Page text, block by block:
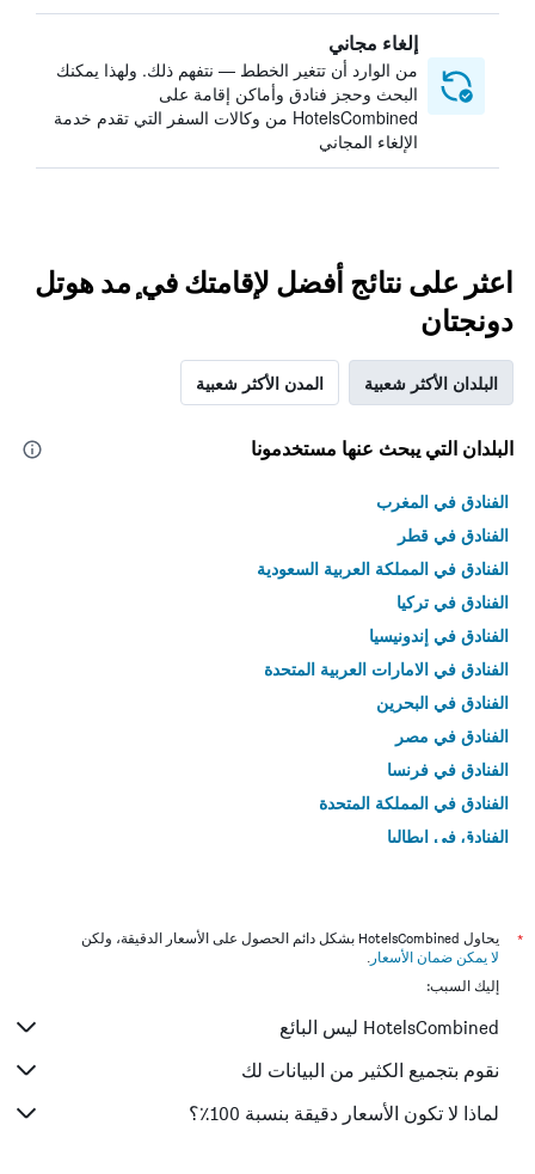
إلغاء مجاني
من الوارد أن تتغير الخطط — نتفهم ذلك. ولهذا يمكنك
البحث وحجز فنادق وأماكن إقامة على
HotelsCombined من وكالات السفر التي تقدم خدمة
الإلغاء المجاني
اعثر على نتائج أفضل لإقامتك في ٕمد هوتل
دونجتان
البلدان الأكثر شعبية المدن الأكثر شعبية
البلدان التي يبحث عنها مستخدمونا
الفنادق في المغرب
الفنادق في قطر
الفنادق في المملكة العربية السعودية
الفنادق في تركيا
الفنادق في إندونيسيا
الفنادق في الامارات العربية المتحدة
الفنادق في البحرين
الفنادق في مصر
الفنادق في فرنسا
الفنادق في المملكة المتحدة
الفنادق في إيطاليا
*
يحاول HotelsCombined بشكل دائم الحصول على الأسعار الدقيقة، ولكن
لا يمكن ضمان الأسعار .
إليك السبب:
HotelsCombined ليس البائع
نقوم بتجميع الكثير من البيانات لك
لماذا لا تكون الأسعار دقيقة بنسبة 100٪؟